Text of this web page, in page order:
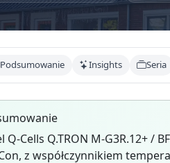
Podsumowanie Insights Seria
Q-Cells Q.TRON M-G3R.12+ /
z współczynnikiem